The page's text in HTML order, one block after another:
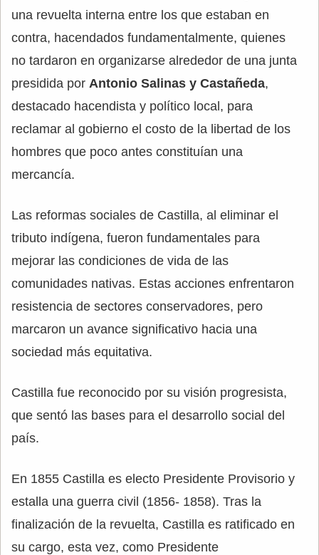
una revuelta interna entre los que estaban en
contra, hacendados fundamentalmente, quienes
no tardaron en organizarse alrededor de una junta
presidida por Antonio Salinas y Castañeda,
destacado hacendista y político local, para
reclamar al gobierno el costo de la libertad de los
hombres que poco antes constituían una
mercancía.
Las reformas sociales de Castilla, al eliminar el
tributo indígena, fueron fundamentales para
mejorar las condiciones de vida de las
comunidades nativas. Estas acciones enfrentaron
resistencia de sectores conservadores, pero
marcaron un avance significativo hacia una
sociedad más equitativa.
Castilla fue reconocido por su visión progresista,
que sentó las bases para el desarrollo social del
país.
En 1855 Castilla es electo Presidente Provisorio y
estalla una guerra civil (1856- 1858). Tras la
finalización de la revuelta, Castilla es ratificado en
su cargo, esta vez, como Presidente